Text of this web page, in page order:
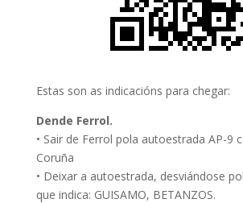
Estas son as indicacións para chegar:
Dende Ferrol.
• Sair de Ferrol pola autoestrada AP-9
Coruña
• Deixar a autoestrada, desviándose
que indica: GUISAMO, BETANZOS.